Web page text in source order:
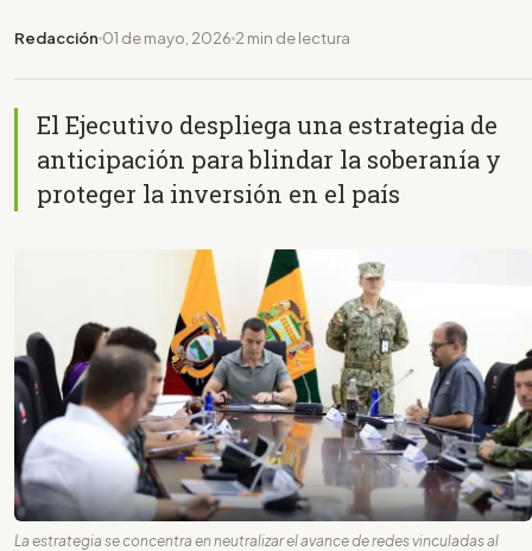
Redacción 01 de mayo, 2026 2 min de lectura
El Ejecutivo despliega una estrategia de
anticipación para blindar la soberanía y
proteger la inversión en el país
La estrategia se concentra en neutralizar el avance de redes vinculadas al